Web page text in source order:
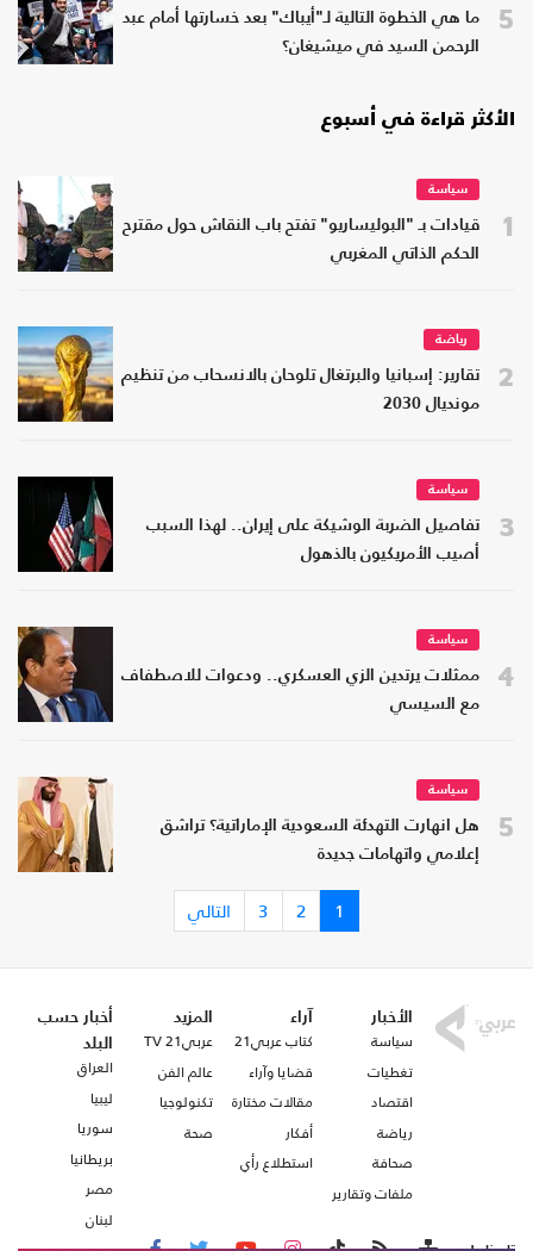
5
ما هي الخطوة التالية لـ"أيباك" بعد خسارتها أمام عبد
الرحمن السيد في ميشيغان؟
الأكثر قراءة في أسبوع
1
سياسة
قيادات بـ "البوليساريو" تفتح باب النقاش حول مقترح
الحكم الذاتي المغربي
2
رياضة
تقارير: إسبانيا والبرتغال تلوحان بالانسحاب من تنظيم
مونديال 2030
3
سياسة
تفاصيل الضربة الوشيكة على إيران.. لهذا السبب
أصيب الأمريكيون بالذهول
4
سياسة
ممثلات يرتدين الزي العسكري.. ودعوات للاصطفاف
مع السيسي
5
سياسة
هل انهارت التهدئة السعودية الإماراتية؟ تراشق
إعلامي واتهامات جديدة
1
2
3 التالي
الأخبار
سياسة
تغطيات
اقتصاد
رياضة
صحافة
ملفات وتقارير
آراء
كتاب عربي21
قضايا وآراء
مقالات مختارة
أفكار
استطلاع رأي
المزيد
عربي21 TV
عالم الفن
تكنولوجيا
صحة
أخبار حسب
البلد
العراق
ليبيا
سوريا
بريطانيا
مصر
لبنان